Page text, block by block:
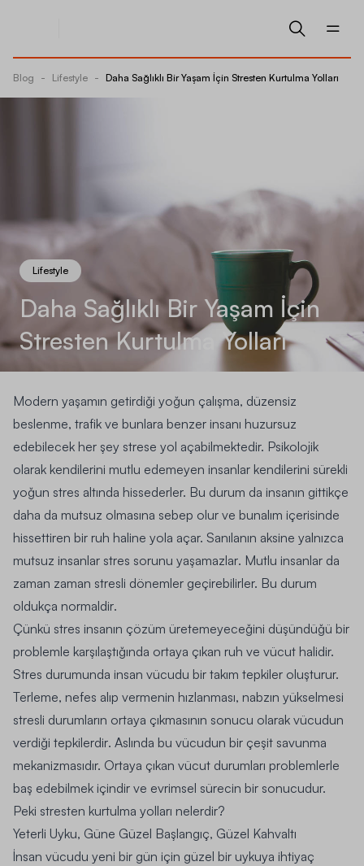
Blog - Lifestyle - Daha Sağlıklı Bir Yaşam İçin Stresten Kurtulma Yolları
Lifestyle
Daha Sağlıklı Bir Yaşam İçin
Stresten Kurtulma Yolları
Modern yaşamın getirdiği yoğun çalışma, düzensiz
beslenme, trafik ve bunlara benzer insanı huzursuz
edebilecek her şey strese yol açabilmektedir. Psikolojik
olarak kendilerini mutlu edemeyen insanlar kendilerini sürekli
yoğun stres altında hissederler. Bu durum da insanın gittikçe
daha da mutsuz olmasına sebep olur ve bunalım içerisinde
hissettiren bir ruh haline yola açar. Sanılanın aksine yalnızca
mutsuz insanlar stres sorunu yaşamazlar. Mutlu insanlar da
zaman zaman stresli dönemler geçirebilirler. Bu durum
oldukça normaldir.
Çünkü stres insanın çözüm üretemeyeceğini düşündüğü bir
problemle karşılaştığında ortaya çıkan ruh ve vücut halidir.
Stres durumunda insan vücudu bir takım tepkiler oluşturur.
Terleme, nefes alıp vermenin hızlanması, nabzın yükselmesi
stresli durumların ortaya çıkmasının sonucu olarak vücudun
verdiği tepkilerdir. Aslında bu vücudun bir çeşit savunma
mekanizmasıdır. Ortaya çıkan vücut durumları problemlerle
baş edebilmek içindir ve evrimsel sürecin bir sonucudur.
Peki stresten kurtulma yolları nelerdir?
Yeterli Uyku, Güne Güzel Başlangıç, Güzel Kahvaltı
İnsan vücudu yeni bir gün için güzel bir uykuya ihtiyaç